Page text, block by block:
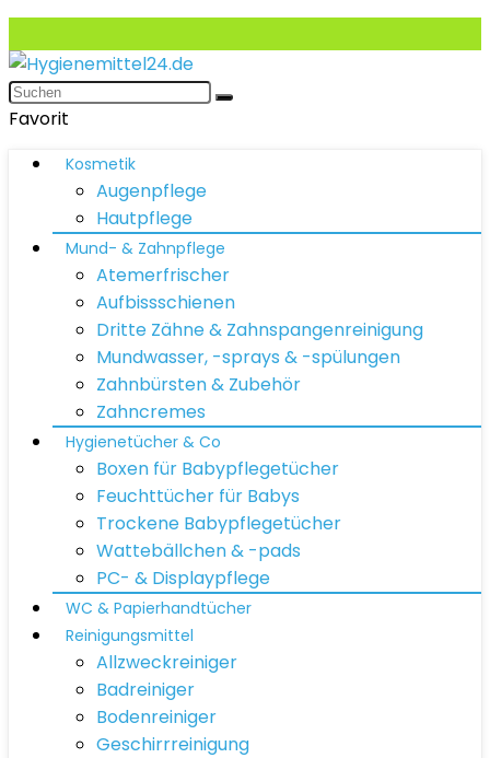
Favorit
Kosmetik
Augenpflege
Hautpflege
Mund- & Zahnpflege
Atemerfrischer
Aufbissschienen
Dritte Zähne & Zahnspangenreinigung
Mundwasser, -sprays & -spülungen
Zahnbürsten & Zubehör
Zahncremes
Hygienetücher & Co
Boxen für Babypflegetücher
Feuchttücher für Babys
Trockene Babypflegetücher
Wattebällchen & -pads
PC- & Displaypflege
WC & Papierhandtücher
Reinigungsmittel
Allzweckreiniger
Badreiniger
Bodenreiniger
Geschirrreinigung